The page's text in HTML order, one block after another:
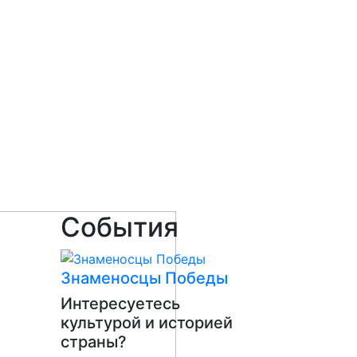
События
Знаменосцы Победы
Интересуетесь
культурой и историей
страны?